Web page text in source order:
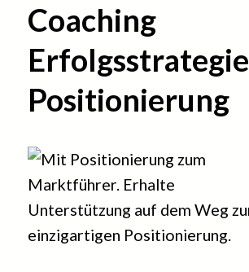
Coaching
Erfolgsstrategie
Positionierung